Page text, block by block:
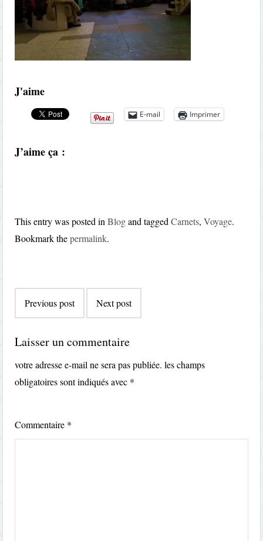
J'aime
E-mail Imprimer
J’aime ça :
This entry was posted inBlogand taggedCarnets,Voyage.
Bookmark thepermalink.
navigation
Previous post Next post
Laisser un commentaire
votre adresse e-mail ne sera pas publiée. les champs
obligatoires sont indiqués avec *
Commentaire *